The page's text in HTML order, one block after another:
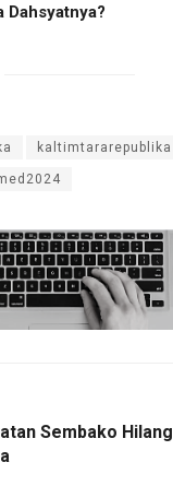
Dahsyatnya?
kaltimtararepublika
Sembako Hilang